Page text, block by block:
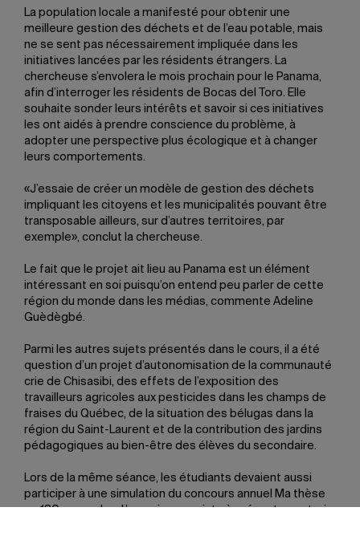
La population locale a manifesté pour obtenir une
meilleure gestion des déchets et de l’eau potable, mais
ne se sent pas nécessairement impliquée dans les
initiatives lancées par les résidents étrangers. La
chercheuse s’envolera le mois prochain pour le Panama,
afin d’interroger les résidents de Bocas del Toro. Elle
souhaite sonder leurs intérêts et savoir si ces initiatives
les ont aidés à prendre conscience du problème, à
adopter une perspective plus écologique et à changer
leurs comportements.
«J’essaie de créer un modèle de gestion des déchets
impliquant les citoyens et les municipalités pouvant être
transposable ailleurs, sur d’autres territoires, par
exemple», conclut la chercheuse.
Le fait que le projet ait lieu au Panama est un élément
intéressant en soi puisqu’on entend peu parler de cette
région du monde dans les médias, commente Adeline
Guèdègbé.
Parmi les autres sujets présentés dans le cours, il a été
question d’un projet d’autonomisation de la communauté
crie de Chisasibi, des effets de l’exposition des
travailleurs agricoles aux pesticides dans les champs de
fraises du Québec, de la situation des bélugas dans la
région du Saint-Laurent et de la contribution des jardins
pédagogiques au bien-être des élèves du secondaire.
Lors de la même séance, les étudiants devaient aussi
participer à une simulation du concours annuel Ma thèse
en 180 secondes. L’exercice consiste à présenter en trois